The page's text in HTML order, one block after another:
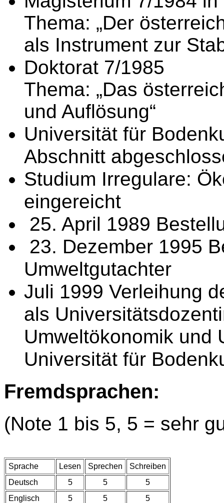
Thema: „Der
als Instrument zur
Doktorat 7/1985
Thema: „Das
und Auflösung“
Universität für
Abschnitt
Studium Irregulare:
eingereicht
25. April 1989
23. Dezember 1995
Umweltgutachter
Juli 1999 Verleihung
als
Umweltökonomik und
Universität für
Fremdsprachen:
(Note 1 bis 5, 5 = sehr
Sprache Lesen Sprechen
Schreiben
Deutsch
5 5
5
Englisch
5 5
5